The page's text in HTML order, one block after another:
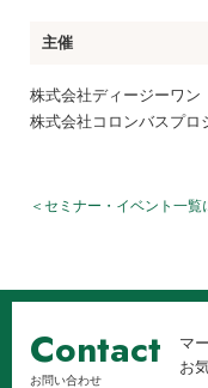
主催
株式会社ディージーワン
株式会社コロンバスプロ
＜セミナー・イベント一覧
Contact
お問い合わせ
マ
お